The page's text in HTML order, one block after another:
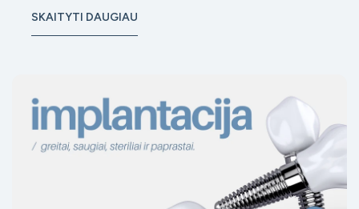
kramtymo funkciją ir net viso organizmo būklę.
SKAITYTI DAUGIAU